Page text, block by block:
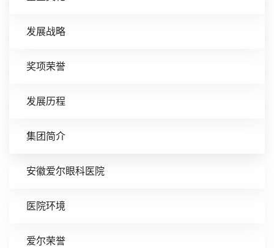
发展战略
奖项荣誉
发展历程
集团简介
安徽爱尔眼科医院
医院环境
爱尔荣誉